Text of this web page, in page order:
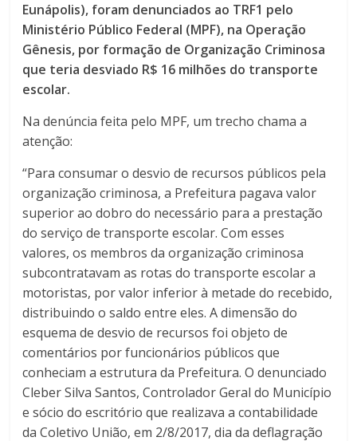
Eunápolis), foram denunciados ao TRF1 pelo
Ministério Público Federal (MPF), na Operação
Gênesis, por formação de Organização Criminosa
que teria desviado R$ 16 milhões do transporte
escolar.
Na denúncia feita pelo MPF, um trecho chama a
atenção:
“Para consumar o desvio de recursos públicos pela
organização criminosa, a Prefeitura pagava valor
superior ao dobro do necessário para a prestação
do serviço de transporte escolar. Com esses
valores, os membros da organização criminosa
subcontratavam as rotas do transporte escolar a
motoristas, por valor inferior à metade do recebido,
distribuindo o saldo entre eles. A dimensão do
esquema de desvio de recursos foi objeto de
comentários por funcionários públicos que
conheciam a estrutura da Prefeitura. O denunciado
Cleber Silva Santos, Controlador Geral do Município
e sócio do escritório que realizava a contabilidade
da Coletivo União, em 2/8/2017, dia da deflagração